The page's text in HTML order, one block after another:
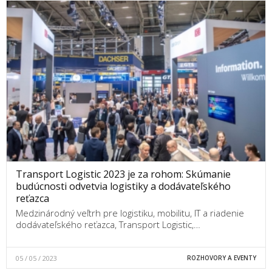
Transport Logistic 2023 je za rohom: Skúmanie
budúcnosti odvetvia logistiky a dodávateľského
reťazca
Medzinárodný veľtrh pre logistiku, mobilitu, IT a riadenie
dodávateľského reťazca, Transport Logistic,…
05 / 05 / 2023 ROZHOVORY A EVENTY